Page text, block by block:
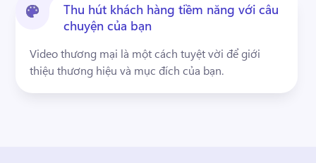
Thu hút khách hàng tiềm năng với câu
chuyện của bạn
Video thương mại là một cách tuyệt vời để giới
thiệu thương hiệu và mục đích của bạn.